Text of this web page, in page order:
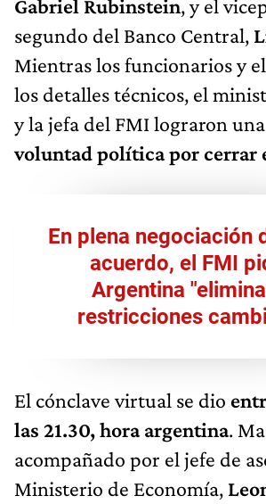
Gabriel Rubinstein, y el
segundo del Banco Central,
Mientras los funcionarios y el
los detalles técnicos, el
y la jefa del FMI lograron una
voluntad política por cerrar
En plena negociación
acuerdo, el FMI
Argentina
restricciones
El cónclave virtual se dio
las 21.30, hora argentina.
acompañado por el jefe de
Ministerio de Economía,